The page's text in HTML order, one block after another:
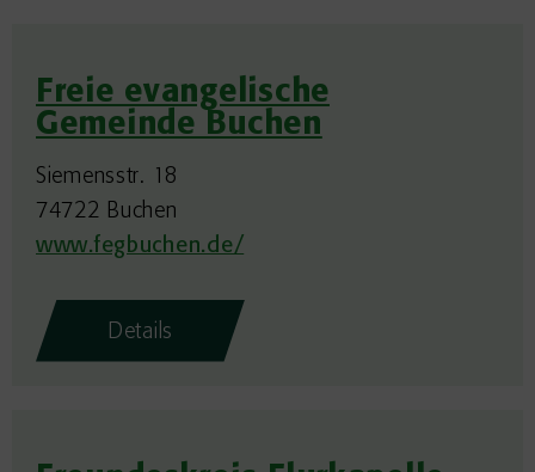
Freie evangelische
Gemeinde Buchen
Siemensstr. 18
74722 Buchen
www.fegbuchen.de/
Details